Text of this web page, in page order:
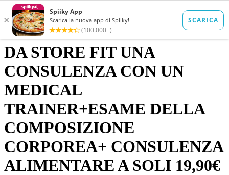
DA STORE FIT UNA
CONSULENZA CON UN
MEDICAL
TRAINER+ESAME DELLA
COMPOSIZIONE
CORPOREA+ CONSULENZA
ALIMENTARE A SOLI 19,90€